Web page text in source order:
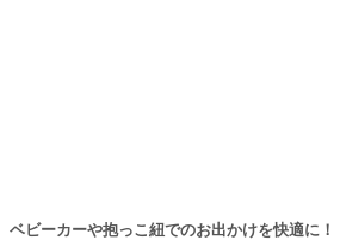
ベビーカーや抱っこ紐でのお出かけを快適に！